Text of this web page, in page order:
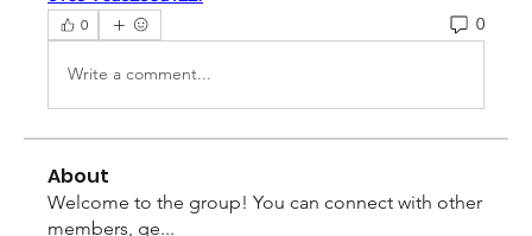
0 0
Write a comment...
About
Welcome to the group! You can connect with other
members, ge...